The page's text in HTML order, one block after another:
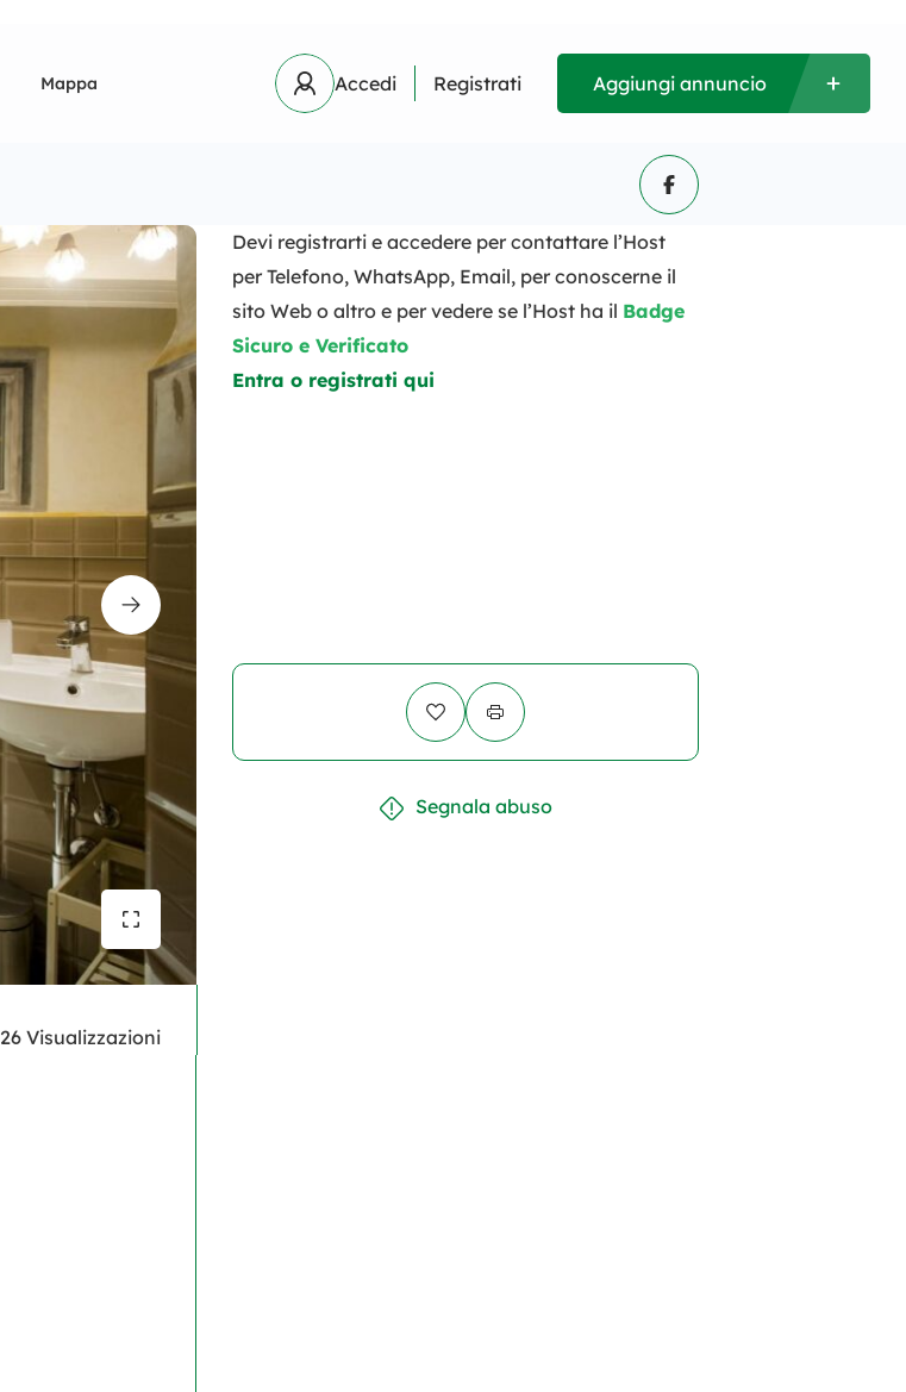
Mappa Accedi Registrati Aggiungi annuncio
26 Visualizzazioni
Devi registrarti e accedere per contattare l’Host
per Telefono, WhatsApp, Email, per conoscerne il
sito Web o altro e per vedere se l’Host ha il Badge
Sicuro e Verificato
Entra o registrati qui
Segnala abuso